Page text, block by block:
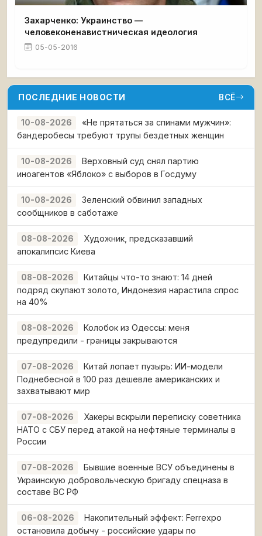
Захарченко: Украинство —
человеконенавистническая идеология
05-05-2016
ПОСЛЕДНИЕ НОВОСТИ ВСЁ
10-08-2026
«Не прятаться за спинами мужчин»:
бандеробесы требуют трупы бездетных женщин
10-08-2026
Верховный суд снял партию
иноагентов «Яблоко» с выборов в Госдуму
10-08-2026
Зеленский обвинил западных
сообщников в саботаже
08-08-2026
Художник, предсказавший
апокалипсис Киева
08-08-2026
Китайцы что-то знают: 14 дней
подряд скупают золото, Индонезия нарастила спрос
на 40%
08-08-2026
Колобок из Одессы: меня
предупредили - границы закрываются
07-08-2026
Китай лопает пузырь: ИИ-модели
Поднебесной в 100 раз дешевле американских и
захватывают мир
07-08-2026
Хакеры вскрыли переписку советника
НАТО с СБУ перед атакой на нефтяные терминалы в
России
07-08-2026
Бывшие военные ВСУ объединены в
Украинскую добровольческую бригаду спецназа в
составе ВС РФ
06-08-2026
Накопительный эффект: Ferrexpo
остановила добычу - российские удары по